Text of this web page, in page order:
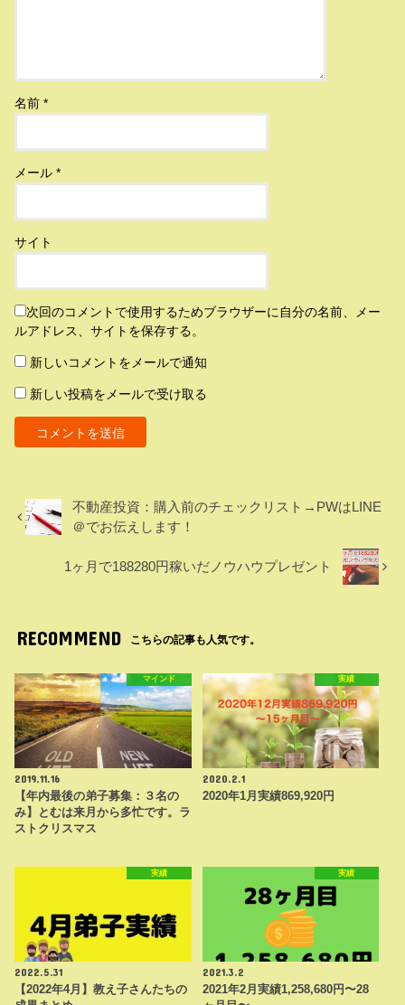
名前*
メール*
サイト
次回のコメントで使用するためブラウザーに自分の名前、メー
ルアドレス、サイトを保存する。
新しいコメントをメールで通知
新しい投稿をメールで受け取る
不動産投資：購入前のチェックリスト→PWはLINE
＠でお伝えします！
1ヶ月で188280円稼いだノウハウプレゼント
RECOMMEND こちらの記事も人気です。
マインド
2019.11.16
【年内最後の弟子募集：３名の
み】とむは来月から多忙です。ラ
ストクリスマス
実績
2020.2.1
2020年1月実績869,920円
実績
2022.5.31
【2022年4月】教え子さんたちの
実績
2021.3.2
2021年2月実績1,258,680円〜28